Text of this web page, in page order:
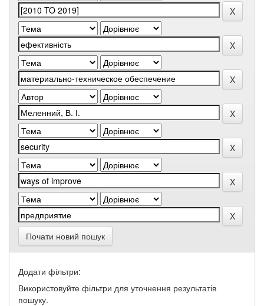
Почати новий пошук
Додати фільтри:
Використовуйте фільтри для уточнення результатів
пошуку.